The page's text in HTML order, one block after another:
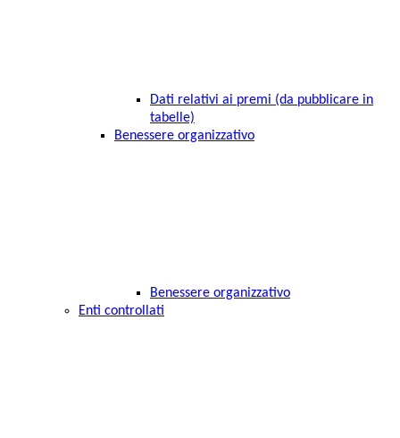
Dati relativi ai premi (da pubblicare in
tabelle)
Benessere organizzativo
Benessere organizzativo
Enti controllati